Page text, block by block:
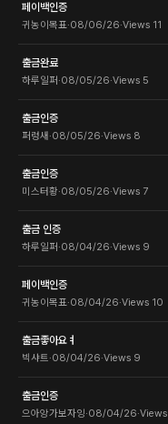
페이백인증
귀농이목표·08/06/26·Views 11
출금완료
하루일퍼·08/05/26·Views 5
출금인증
퍼렁새 ·08/05/26·Views 8
출금인증
미스터황·08/05/26·Views 7
출금 인증
하루일퍼·08/04/26·Views 9
페이백인증
귀농이목표·08/04/26·Views 10
출금좋아요ㅕ
빅샤트·08/04/26·Views 9
출금인증
으아앙가보자잉·08/04/26·Views